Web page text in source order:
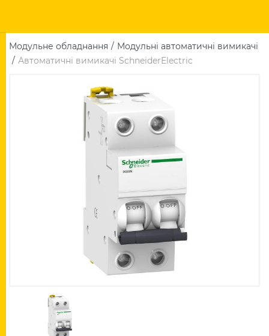
Модульне обладнання
Модульні автоматичні вимикачі
Автоматичні вимикачі SchneiderElectric